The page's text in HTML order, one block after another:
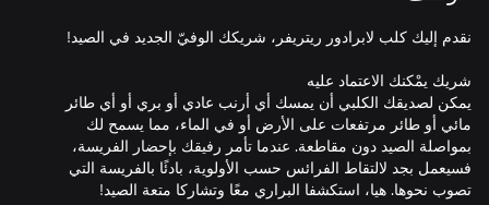
يمكن لصديقك الكلبي أن يمسك أي أرنب عادي أو بري أو أي طائر
مائي أو طائر مرتفعات على الأرض أو في الماء، مما يسمح لك
بمواصلة الصيد دون مقاطعة. عندما تأمر رفيقك بإحضار الفريسة،
فسيعمل بجد لالتقاط الفرائس حسب الأولوية، بادئًا بالفريسة التي